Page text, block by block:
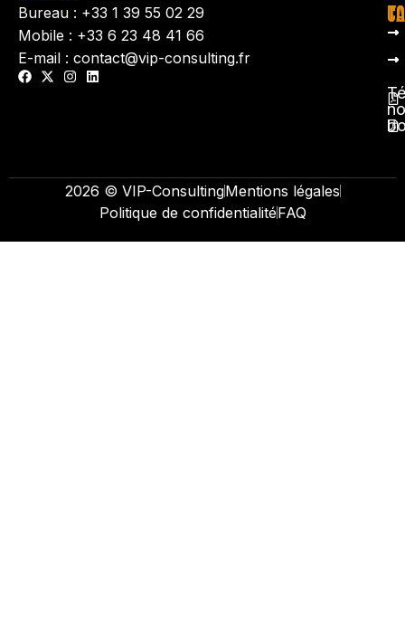
Bureau : +33 1 39 55 02 29
Mobile : +33 6 23 48 41 66
E-mail : contact@vip-consulting.fr
2026 © VIP-ConsultingMentions légales
Politique de confidentialitéFAQ